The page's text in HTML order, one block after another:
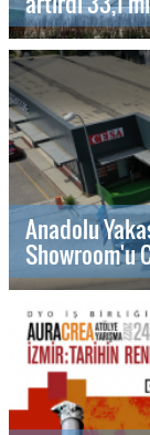
Anadolu
Showroom'u